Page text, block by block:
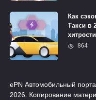
Как
Такси в
хитрости
864
ePN Автомобильный
2026. Копирование